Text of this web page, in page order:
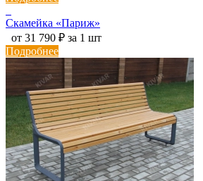
Скамейка «Париж»
от 31 790 ₽ за 1 шт
Подробнее